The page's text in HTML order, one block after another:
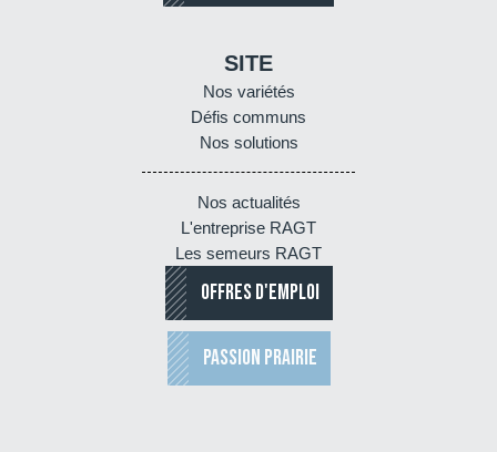
SITE
Nos variétés
Défis communs
Nos solutions
Nos actualités
L'entreprise RAGT
Les semeurs RAGT
OFFRES D'EMPLOI
PASSION PRAIRIE